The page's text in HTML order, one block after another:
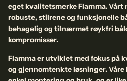
eget kvalitetsmerke Flamma. Vårt
robuste, stilrene og funksjonelle
behagelig og tilnærmet røykfri
kompromisser.
Flamma er utviklet med fokus på
og gjennomtenkte løsninger.